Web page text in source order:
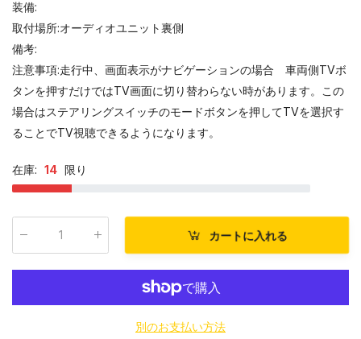
装備:
取付場所:オーディオユニット裏側
備考:
注意事項:走行中、画面表示がナビゲーションの場合 車両側TVボ
タンを押すだけではTV画面に切り替わらない時があります。この
場合はステアリングスイッチのモードボタンを押してTVを選択す
ることでTV視聴できるようになります。
在庫: 14 限り
カートに入れる
別のお支払い方法